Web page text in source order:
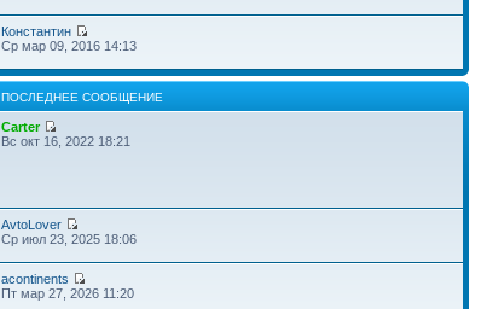
Константин
Ср мар 09, 2016 14:13
ПОСЛЕДНЕЕ СООБЩЕНИЕ
Carter
Вс окт 16, 2022 18:21
AvtoLover
Ср июл 23, 2025 18:06
acontinents
Пт мар 27, 2026 11:20